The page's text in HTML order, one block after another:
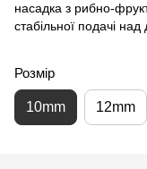
насадка з рибно-
стабільної подачі
Розмір
10mm 12mm